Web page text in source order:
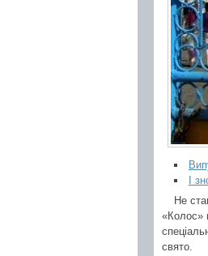
І
Не
«Колос»
свято.